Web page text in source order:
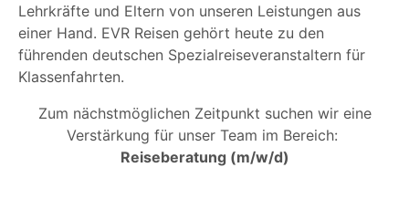
Lehrkräfte und Eltern von unseren Leistungen aus
einer Hand. EVR Reisen gehört heute zu den
führenden deutschen Spezialreiseveranstaltern für
Klassenfahrten.
Zum nächstmöglichen Zeitpunkt suchen wir eine
Verstärkung für unser Team im Bereich:
Reiseberatung (m/w/d)